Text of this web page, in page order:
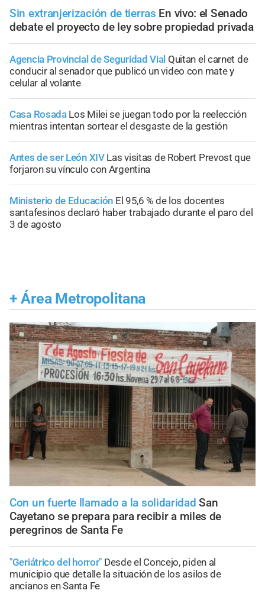
Sin extranjerización de tierras En vivo: el Senado
debate el proyecto de ley sobre propiedad privada
Agencia Provincial de Seguridad Vial Quitan el carnet de
conducir al senador que publicó un video con mate y
celular al volante
Casa Rosada Los Milei se juegan todo por la reelección
mientras intentan sortear el desgaste de la gestión
Antes de ser León XIV Las visitas de Robert Prevost que
forjaron su vínculo con Argentina
Ministerio de Educación El 95,6 % de los docentes
santafesinos declaró haber trabajado durante el paro del
3 de agosto
+ Área Metropolitana
Con un fuerte llamado a la solidaridad San
Cayetano se prepara para recibir a miles de
peregrinos de Santa Fe
"Geriátrico del horror" Desde el Concejo, piden al
municipio que detalle la situación de los asilos de
ancianos en Santa Fe